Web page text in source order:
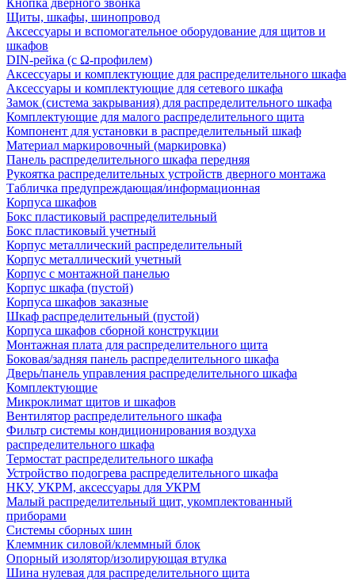
Кнопка дверного звонка
Щиты, шкафы, шинопровод
Аксессуары и вспомогательное оборудование для щитов и
шкафов
DIN-рейка (с Ω-профилем)
Аксессуары и комплектующие для распределительного шкафа
Аксессуары и комплектующие для сетевого шкафа
Замок (система закрывания) для распределительного шкафа
Комплектующие для малого распределительного щита
Компонент для установки в распределительный шкаф
Материал маркировочный (маркировка)
Панель распределительного шкафа передняя
Рукоятка распределительных устройств дверного монтажа
Табличка предупреждающая/информационная
Корпуса шкафов
Бокс пластиковый распределительный
Бокс пластиковый учетный
Корпус металлический распределительный
Корпус металлический учетный
Корпус с монтажной панелью
Корпус шкафа (пустой)
Корпуса шкафов заказные
Шкаф распределительный (пустой)
Корпуса шкафов сборной конструкции
Монтажная плата для распределительного щита
Боковая/задняя панель распределительного шкафа
Дверь/панель управления распределительного шкафа
Комплектующие
Микроклимат щитов и шкафов
Вентилятор распределительного шкафа
Фильтр системы кондиционирования воздуха
распределительного шкафа
Термостат распределительного шкафа
Устройство подогрева распределительного шкафа
НКУ, УКРМ, аксессуары для УКРМ
Малый распределительный щит, укомплектованный
приборами
Системы сборных шин
Клеммник силовой/клеммный блок
Опорный изолятор/изолирующая втулка
Шина нулевая для распределительного щита